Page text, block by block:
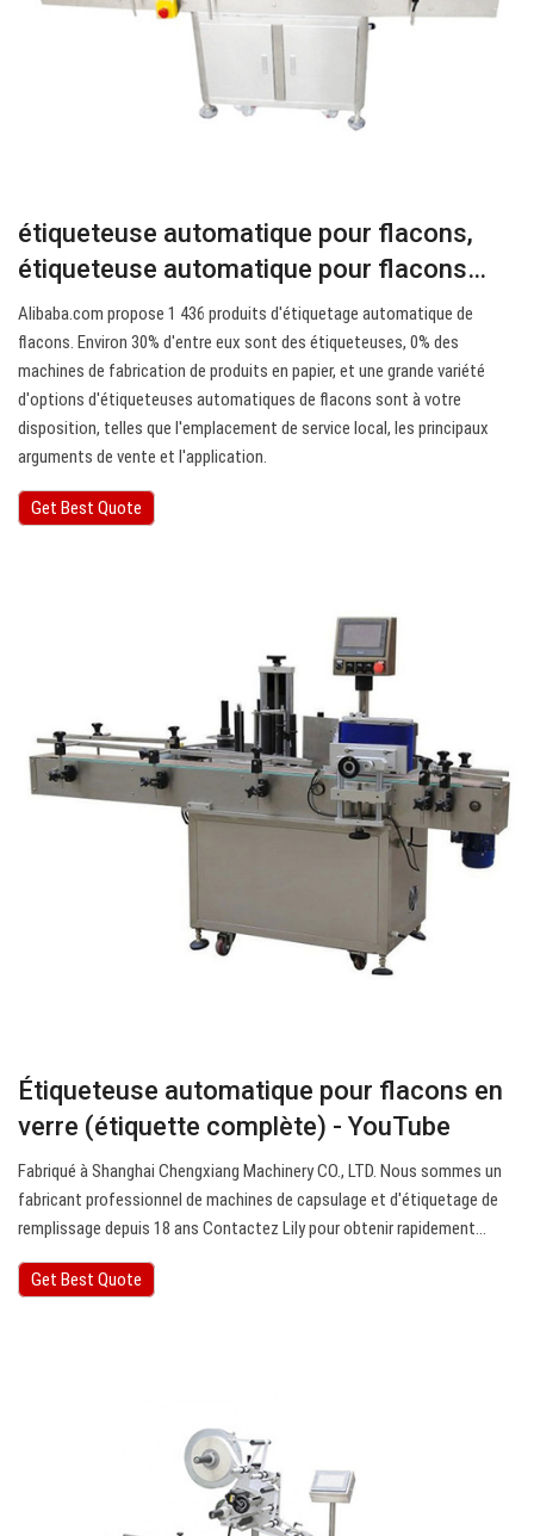
étiqueteuse automatique pour flacons,
étiqueteuse automatique pour flacons…
Alibaba.com propose 1 436 produits d'étiquetage automatique de
flacons. Environ 30% d'entre eux sont des étiqueteuses, 0% des
machines de fabrication de produits en papier, et une grande variété
d'options d'étiqueteuses automatiques de flacons sont à votre
disposition, telles que l'emplacement de service local, les principaux
arguments de vente et l'application.
Get Best Quote
Étiqueteuse automatique pour flacons en
verre (étiquette complète) - YouTube
Fabriqué à Shanghai Chengxiang Machinery CO., LTD. Nous sommes un
fabricant professionnel de machines de capsulage et d'étiquetage de
remplissage depuis 18 ans Contactez Lily pour obtenir rapidement…
Get Best Quote